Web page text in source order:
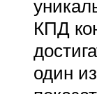
КПД
один